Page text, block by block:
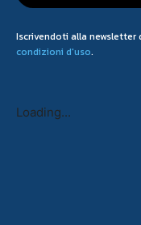
Iscrivendoti alla
condizioni d'uso.
Loading...